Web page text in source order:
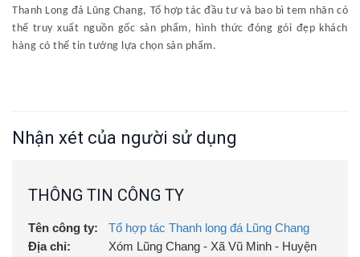
Thanh Long đá Lũng Chang, Tổ hợp tác đầu tư và bao bì tem nhãn có
thể truy xuất nguồn gốc sản phẩm, hình thức đóng gói đẹp khách
hàng có thể tin tưởng lựa chọn sản phẩm.
Nhận xét của người sử dụng
THÔNG TIN CÔNG TY
Tên công ty:
Tổ hợp tác Thanh long đá Lũng Chang
Địa chỉ:
Xóm Lũng Chang - Xã Vũ Minh - Huyện